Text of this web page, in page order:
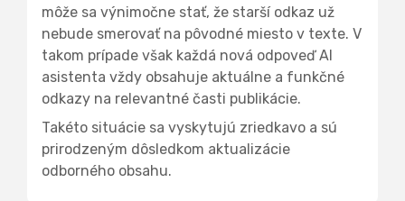
môže sa výnimočne stať, že starší odkaz už
nebude smerovať na pôvodné miesto v texte. V
takom prípade však každá nová odpoveď AI
asistenta vždy obsahuje aktuálne a funkčné
odkazy na relevantné časti publikácie.
Takéto situácie sa vyskytujú zriedkavo a sú
prirodzeným dôsledkom aktualizácie
odborného obsahu.